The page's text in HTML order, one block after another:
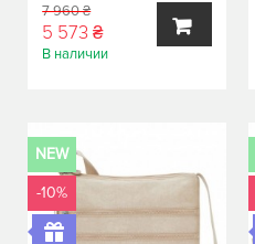
7 960 ₴
5 573 ₴
В наличии
NEW
-10%